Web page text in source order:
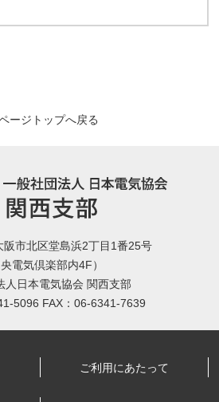
ージトップへ戻る
市北区堂島浜2丁目1番25号
央電気倶楽部内4F）
人日本電気協会 関西支部
5096 FAX：06-6341-7639
ご利用にあたって